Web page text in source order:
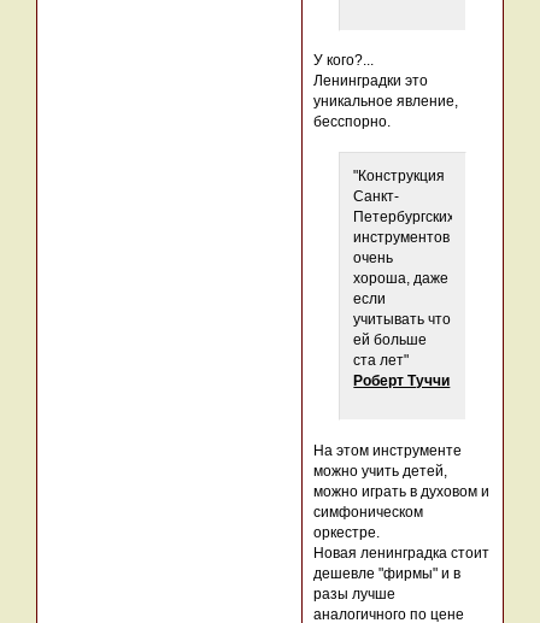
У кого?...
Ленинградки это
уникальное явление,
бесспорно.
"Конструкция
Санкт-
Петербургских
инструментов
очень
хороша, даже
если
учитывать что
ей больше
ста лет"
Роберт Туччи
На этом инструменте
можно учить детей,
можно играть в духовом и
симфоническом
оркестре.
Новая ленинградка стоит
дешевле "фирмы" и в
разы лучше
аналогичного по цене